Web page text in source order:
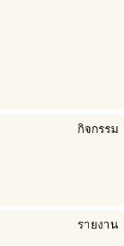
กิจกรรม
รายงาน